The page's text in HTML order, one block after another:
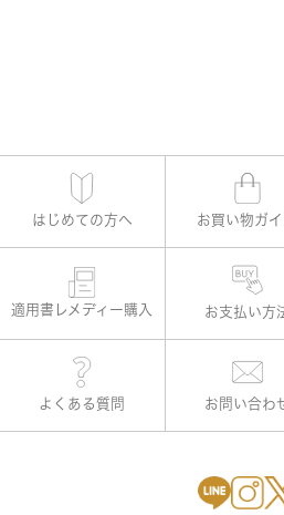
はじめての方へ お買い物ガイ
適用書レメディー購入 お支払い方
よくある質問 お問い合わ